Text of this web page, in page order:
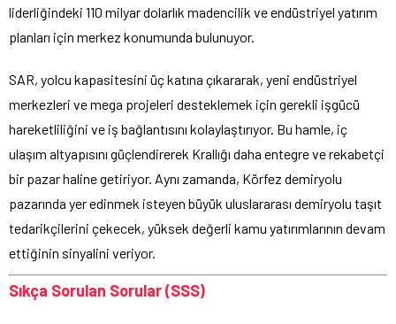
liderliğindeki 110 milyar dolarlık madencilik ve endüstriyel yatırım
planları için merkez konumunda bulunuyor.
SAR, yolcu kapasitesini üç katına çıkararak, yeni endüstriyel
merkezleri ve mega projeleri desteklemek için gerekli işgücü
hareketliliğini ve iş bağlantısını kolaylaştırıyor. Bu hamle, iç
ulaşım altyapısını güçlendirerek Krallığı daha entegre ve rekabetçi
bir pazar haline getiriyor. Aynı zamanda, Körfez demiryolu
pazarında yer edinmek isteyen büyük uluslararası demiryolu taşıt
tedarikçilerini çekecek, yüksek değerli kamu yatırımlarının devam
ettiğinin sinyalini veriyor.
Sıkça Sorulan Sorular (SSS)